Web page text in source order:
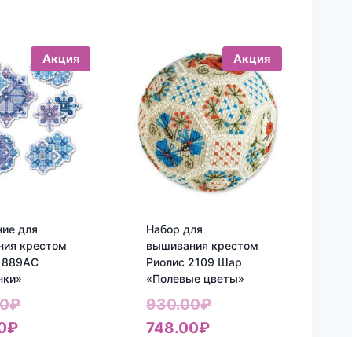
Акция
для
крестом
₽Первоначальная
₽Текущая
Акция
Набор для
вышивания крестом
Риолис 2109 Шар
«Полевые цветы»
930.00₽Первоначальная
748.00₽Текущая